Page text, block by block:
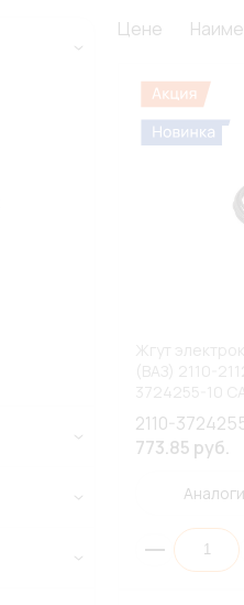
Цене
2110-
773.85 руб.
Аналоги